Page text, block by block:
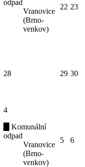
odpad
Vranovice
(Brno-
venkov)
22 23
28 29 30
4
Komunální
odpad
Vranovice
(Brno-
venkov)
5 6